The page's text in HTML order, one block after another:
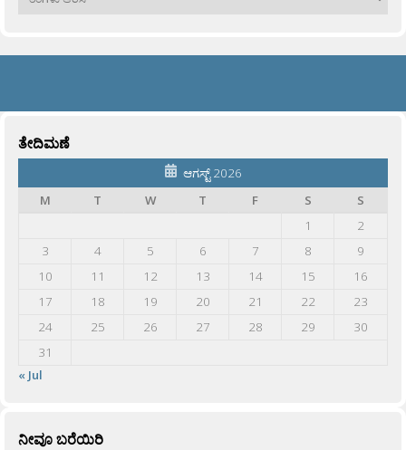
ತೇದಿಮಣೆ
ಆಗಸ್ಟ್ 2026
M
T W T F S
S
1
2
3
4 5 6 7 8
9
10
11 12 13 14 15
16
17
18 19 20 21 22
23
24
25 26 27 28 29
30
31
« Jul
ನೀವೂ ಬರೆಯಿರಿ